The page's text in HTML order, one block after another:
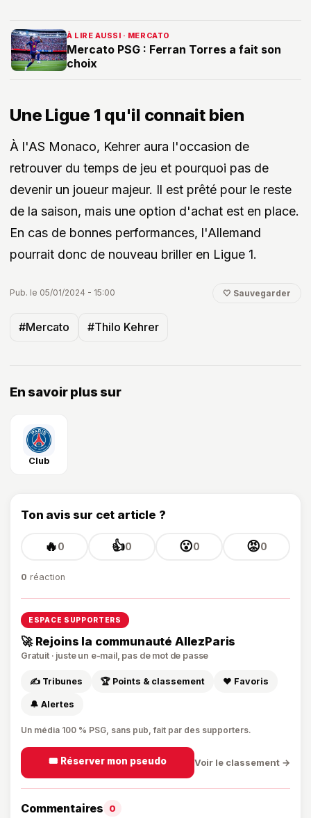
À LIRE AUSSI · MERCATO
Mercato PSG : Ferran Torres a fait son
choix
Une Ligue 1 qu'il connait bien
À l'AS Monaco, Kehrer aura l'occasion de
retrouver du temps de jeu et pourquoi pas de
devenir un joueur majeur. Il est prêté pour le reste
de la saison, mais une option d'achat est en place.
En cas de bonnes performances, l'Allemand
pourrait donc de nouveau briller en Ligue 1.
Pub. le 05/01/2024 - 15:00 🤍 Sauvegarder
#Mercato #Thilo Kehrer
En savoir plus sur
Club
Ton avis sur cet article ?
🔥0 👍0 😮0 😡0
0 réaction
ESPACE SUPPORTERS
🚀 Rejoins la communauté AllezParis
Gratuit · juste un e-mail, pas de mot de passe
✍️ Tribunes 🏆 Points & classement ❤️ Favoris
🔔 Alertes
Un média 100 % PSG, sans pub, fait par des supporters.
🎟️ Réserver mon pseudo Voir le classement →
Commentaires 0